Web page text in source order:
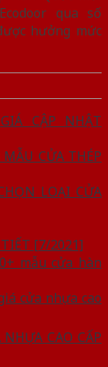
qua số
hưởng mức
CẬP NHẬT
CỬA THÉP
LOẠI CỬA
TIẾT [7/2021]
mẫu cửa hàn
cửa nhựa cao
CAO CẤP